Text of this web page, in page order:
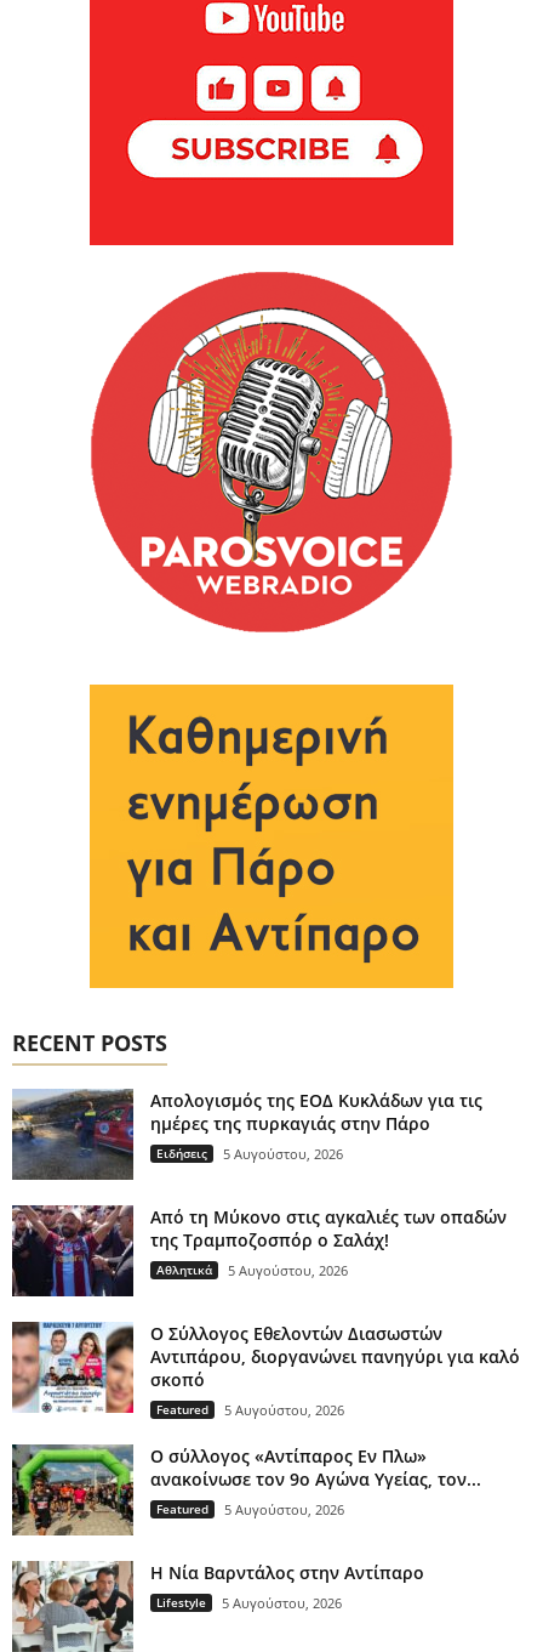
RECENT POSTS
Απολογισμός της ΕΟΔ Κυκλάδων για τις
ημέρες της πυρκαγιάς στην Πάρο
Ειδήσεις 5 Αυγούστου, 2026
Από τη Μύκονο στις αγκαλιές των οπαδών
της Τραμποζοσπόρ ο Σαλάχ!
Αθλητικά 5 Αυγούστου, 2026
O Σύλλογος Εθελοντών Διασωστών
Αντιπάρου, διοργανώνει πανηγύρι για καλό
σκοπό
Featured 5 Αυγούστου, 2026
Ο σύλλογος «Αντίπαρος Εν Πλω»
ανακοίνωσε τον 9ο Αγώνα Υγείας, τον...
Featured 5 Αυγούστου, 2026
Η Νία Βαρντάλος στην Αντίπαρο
Lifestyle 5 Αυγούστου, 2026